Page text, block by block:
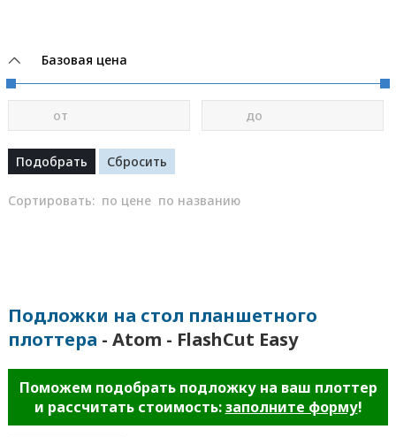
Базовая цена
от до
Сортировать: по цене по названию
Подложки на стол планшетного
плоттера - Atom - FlashCut Easy
Поможем подобрать подложку на ваш плоттер
и рассчитать стоимость:заполните форму!